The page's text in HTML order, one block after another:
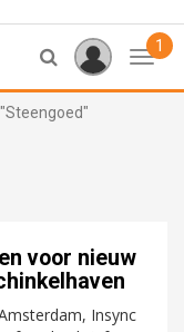
1
voor nieuw
Insync